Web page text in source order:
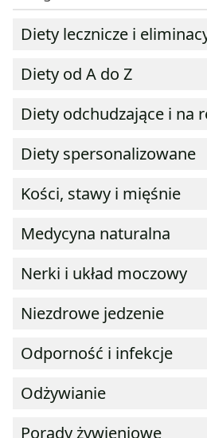
Diety lecznicze i
Diety od A do Z
Diety odchudzające i na
Diety spersonalizowane
Kości, stawy i mięśnie
Medycyna naturalna
Nerki i układ moczowy
Niezdrowe jedzenie
Odporność i infekcje
Odżywianie
Porady żywieniowe